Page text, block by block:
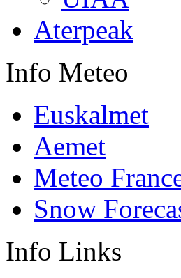
Aterpeak
Info Meteo
Euskalmet
Aemet
Meteo
Snow
Info Links